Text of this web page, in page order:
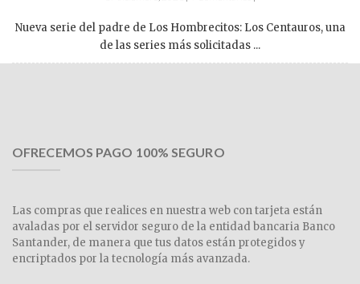
Nueva serie del padre de Los Hombrecitos: Los Centauros, una
de las series más solicitadas ...
OFRECEMOS PAGO 100% SEGURO
Las compras que realices en nuestra web con tarjeta están
avaladas por el servidor seguro de la entidad bancaria Banco
Santander, de manera que tus datos están protegidos y
encriptados por la tecnología más avanzada.